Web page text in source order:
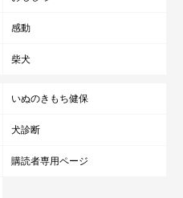
感動
柴犬
いぬのきもち健保
犬診断
購読者専用ページ